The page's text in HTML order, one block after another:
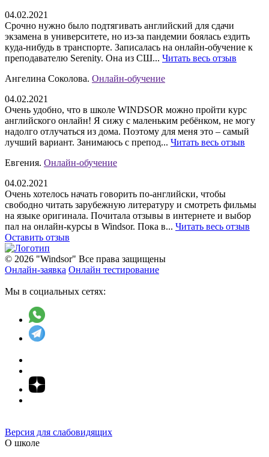
04.02.2021
Срочно нужно было подтягивать английский для сдачи
экзамена в университете, но из-за пандемии боялась ездить
куда-нибудь в транспорте. Записалась на онлайн-обучение к
преподавателю Serenity. Она из СШ... Читать весь отзыв
Ангелина Соколова. Онлайн-обучение
04.02.2021
Очень удобно, что в школе WINDSOR можно пройти курс
английского онлайн! Я сижу с маленьким ребёнком, не могу
надолго отлучаться из дома. Поэтому для меня это – самый
лучший вариант. Занимаюсь с препод... Читать весь отзыв
Евгения. Онлайн-обучение
04.02.2021
Очень хотелось начать говорить по-английски, чтобы
свободно читать зарубежную литературу и смотреть фильмы
на языке оригинала. Почитала отзывы в интернете и выбор
пал на онлайн-курсы в Windsor. Пока в... Читать весь отзыв
Оставить отзыв
© 2026 "Windsor" Все права защищены
Онлайн-заявка Онлайн тестирование
Мы в социальных сетях:
Версия для слабовидящих
О школе